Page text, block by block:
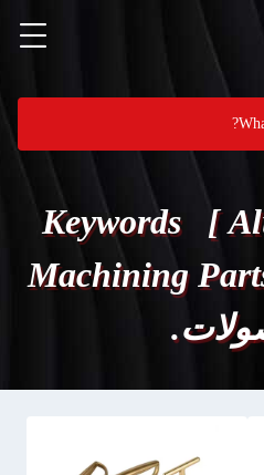
Keywords [
Machining